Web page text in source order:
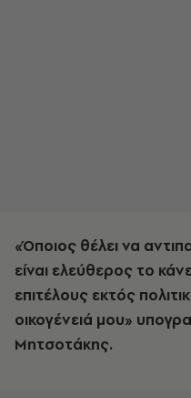
«Όποιος θέλει να
είναι ελεύθερος το
επιτέλους εκτός
οικογένειά μου»
Μητσοτάκης.